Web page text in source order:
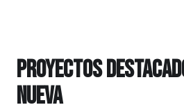
Proyectos
nueva